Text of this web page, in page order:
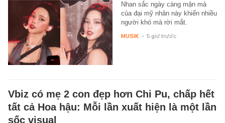
Nhan sắc ngày càng mặn mà
của đại mỹ nhân này khiến nhiều
người khó mà rời mắt.
MUSIK - 5 giờ trước
Vbiz có mẹ 2 con đẹp hơn Chi Pu, chấp hết
tất cả Hoa hậu: Mỗi lần xuất hiện là một lần
sốc visual